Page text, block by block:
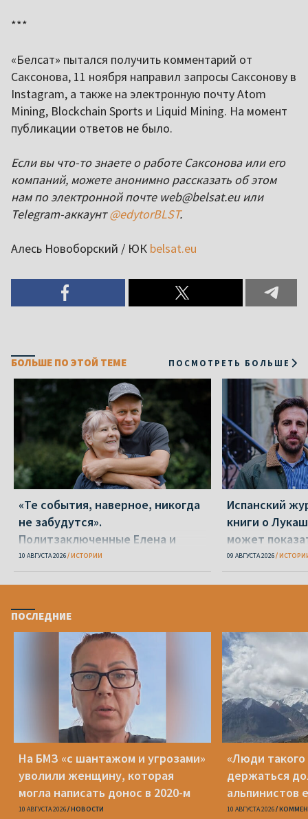
***
«Белсат» пытался получить комментарий от
Саксонова, 11 ноября направил запросы Саксонову в
Instagram, а также на электронную почту Atom
Mining, Blockchain Sports и Liquid Mining. На момент
публикации ответов не было.
Если вы что-то знаете о работе Саксонова или его
компаний, можете анонимно рассказать об этом
нам по электронной почте web@belsat.eu или
Telegram-аккаунт@edytorBLST.
Алесь Новоборский / ЮК belsat.eu
БОЛЬШЕ ПО ЭТОЙ ТЕМЕ ПОСМОТРЕТЬ БОЛЬШЕ
«Те события, наверное, никогда
не забудутся».
Политзаключенные Елена и
Сергей Мовшук – о 2020-м и
шести годах после
10 АВГУСТА 2026 ИСТОРИИ
Испанский
книги о
может
странам, что
демократией»
09 АВГУСТА 2026
ПОСЛЕДНИЕ
На БМЗ «с шантажом и угрозами»
уволили женщину, которая
могла написать донос в 2020-м
10 АВГУСТА 2026 НОВОСТИ
«Люди
держаться
альпинистов
известно об
10 АВГУСТА 2026